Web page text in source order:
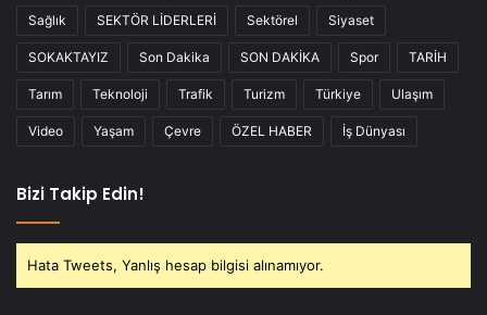
Sağlık SEKTÖR LİDERLERİ Sektörel Siyaset
SOKAKTAYIZ Son Dakika SON DAKİKA Spor TARİH
Tarım Teknoloji Trafik Turizm Türkiye Ulaşım
Video Yaşam Çevre ÖZEL HABER İş Dünyası
Bizi Takip Edin!
Hata Tweets, Yanlış hesap bilgisi alınamıyor.